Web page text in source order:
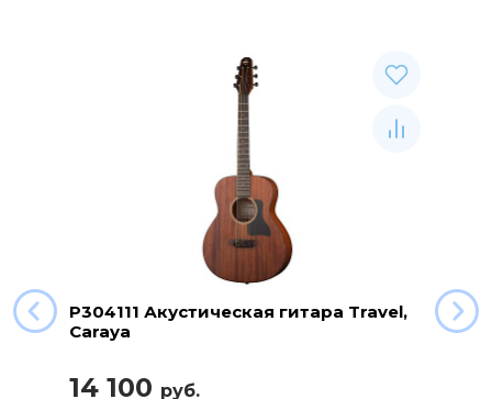
P304111 Акустическая гитара Travel,
Caraya
14 100 руб.